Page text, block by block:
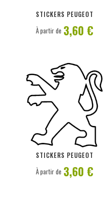
STICKERS PEUGEOT
À partir de 3,60 €
STICKERS PEUGEOT
PERSONNALISER
À partir de 3,60 €